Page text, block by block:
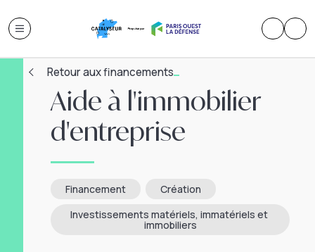
Retour aux financements
Aide à l'immobilier
d'entreprise
Financement
Création
Investissements matériels, immatériels et
immobiliers